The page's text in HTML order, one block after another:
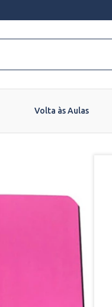
Volta às Aulas